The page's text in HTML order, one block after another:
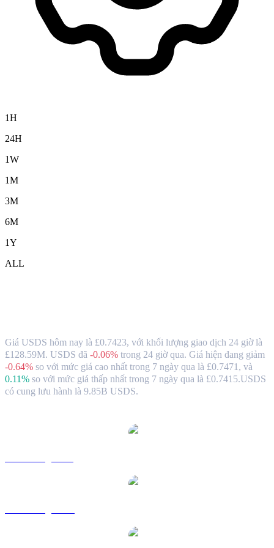
1H
24H
1W
1M
3M
6M
1Y
ALL
Giá USDS hôm nay là £0.7423, với khối lượng giao dịch 24 giờ là
£128.59M. USDS đã -0.06% trong 24 giờ qua. Giá hiện đang giảm
-0.64% so với mức giá cao nhất trong 7 ngày qua là £0.7471, và
0.11% so với mức giá thấp nhất trong 7 ngày qua là £0.7415.USDS
có cung lưu hành là 9.85B USDS.